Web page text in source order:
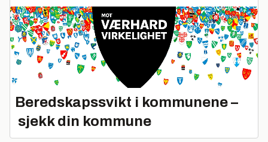
Beredskapssvikt i kommunene –
sjekk din kommune